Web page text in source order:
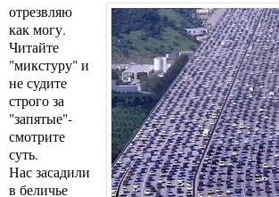
отрезвляю
как могу.
Читайте
"микстуру" и
не судите
строго за
"запятые"-
смотрите
суть.
Нас засадили
в беличье